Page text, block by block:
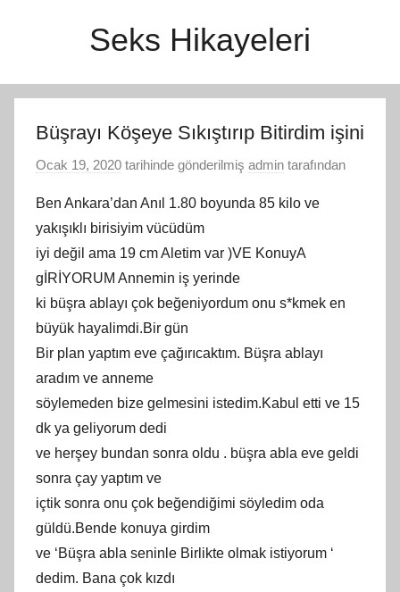
Seks Hikayeleri
Büşrayı Köşeye Sıkıştırıp Bitirdim işini
Ocak 19, 2020 tarihinde gönderilmiş admin tarafından
Ben Ankara’dan Anıl 1.80 boyunda 85 kilo ve
yakışıklı birisiyim vücüdüm
iyi değil ama 19 cm Aletim var )VE KonuyA
gİRİYORUM Annemin iş yerinde
ki büşra ablayı çok beğeniyordum onu s*kmek en
büyük hayalimdi.Bir gün
Bir plan yaptım eve çağırıcaktım. Büşra ablayı
aradım ve anneme
söylemeden bize gelmesini istedim.Kabul etti ve 15
dk ya geliyorum dedi
ve herşey bundan sonra oldu . büşra abla eve geldi
sonra çay yaptım ve
içtik sonra onu çok beğendiğimi söyledim oda
güldü.Bende konuya girdim
ve ‘Büşra abla seninle Birlikte olmak istiyorum ‘
dedim. Bana çok kızdı